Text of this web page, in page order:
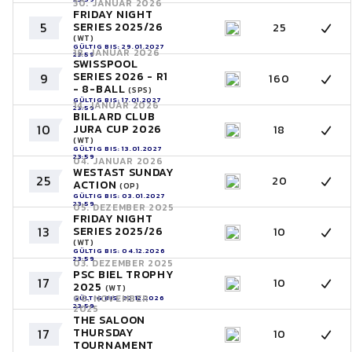
5
30. JANUAR 2026
FRIDAY NIGHT
SERIES 2025/26
(WT)
GÜLTIG BIS: 29.01.2027
23:59
25
9
18. JANUAR 2026
SWISSPOOL
SERIES 2026 - R1
- 8-BALL(SPS)
GÜLTIG BIS: 17.01.2027
23:59
160
10
14. JANUAR 2026
BILLARD CLUB
JURA CUP 2026
(WT)
GÜLTIG BIS: 13.01.2027
23:59
18
25
04. JANUAR 2026
WESTAST SUNDAY
ACTION (OP)
GÜLTIG BIS: 03.01.2027
23:59
20
13
05. DEZEMBER 2025
FRIDAY NIGHT
SERIES 2025/26
(WT)
GÜLTIG BIS: 04.12.2026
23:59
10
17
03. DEZEMBER 2025
PSC BIEL TROPHY
2025 (WT)
GÜLTIG BIS: 02.12.2026
23:59
10
17
06. NOVEMBER
2025
THE SALOON
THURSDAY
TOURNAMENT
10